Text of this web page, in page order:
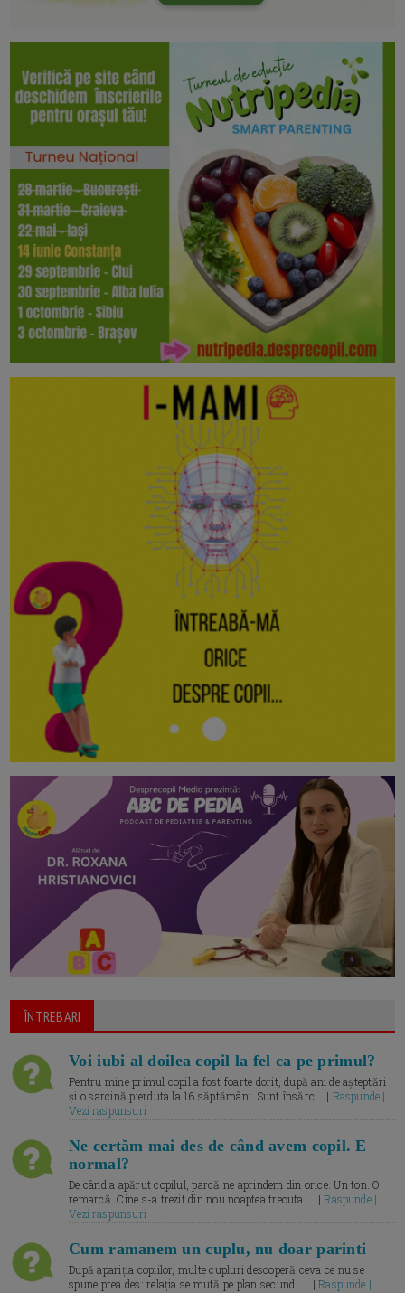
ÎNTREBARI
Voi iubi al doilea copil la fel ca pe primul?
Pentru mine primul copil a fost foarte dorit, după ani de așteptări
și o sarcină pierduta la 16 săptămâni. Sunt însărc... | Raspunde |
Vezi raspunsuri
Ne certăm mai des de când avem copil. E
normal?
De când a apărut copilul, parcă ne aprindem din orice. Un ton. O
remarcă. Cine s-a trezit din nou noaptea trecuta.... |Raspunde |
Vezi raspunsuri
Cum ramanem un cuplu, nu doar parinti
După apariția copiilor, multe cupluri descoperă ceva ce nu se
spune prea des: relația se mută pe plan secund. ... |Raspunde |